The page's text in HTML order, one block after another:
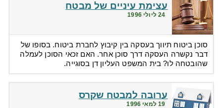
עצימת עיניים של מבטח
24 ליולי 1996
סוכן ביטוח תיווך בעסקה בין קיבוץ לחברת ביטוח. בסופו של
דבר נקשרה העסקה דרך סוכן אחר. האם זכאי הסוכן לעמלה
שהובטחה לו? בית המשפט העליון דן בסוגייה.
ערובה למבטח שקרס
19 למאי 1996